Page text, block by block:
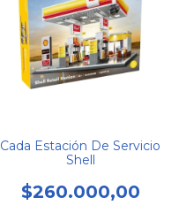
Cada Estación De Servicio
Shell
$260.000,00